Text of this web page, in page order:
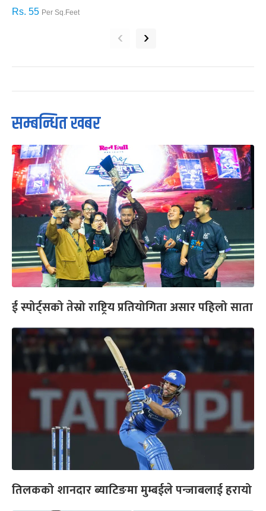
Rs. 55 Per Sq.Feet
‹ ›
सम्बन्धित खबर
ई स्पोर्ट्सको तेस्रो राष्ट्रिय प्रतियोगिता असार पहिलो साता
तिलकको शानदार ब्याटिङमा मुम्बईले पन्जाबलाई हरायो